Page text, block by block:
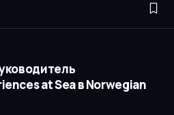
at Sea в Norwegian